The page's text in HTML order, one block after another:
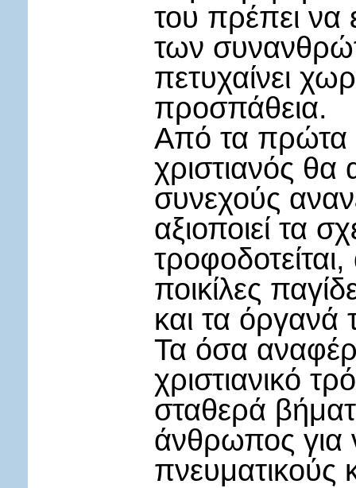
του πρέπει να
των
πετυχαίνει
προσπάθεια.
Από τα πρώτα
χριστιανός θα
συνεχούς
αξιοποιεί τα
ποικίλες
και τα όργανά
Τα όσα
χριστιανικό
σταθερά
άνθρωπος για
πνευματικούς